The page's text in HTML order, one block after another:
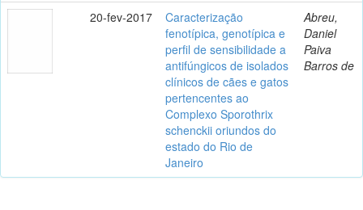
20-fev-2017
Caracterização
fenotípica, genotípica e
perfil de sensibilidade a
antifúngicos de isolados
clínicos de cães e gatos
pertencentes ao
Complexo Sporothrix
schenckii oriundos do
estado do Rio de
Janeiro
Abreu,
Daniel
Paiva
Barros de